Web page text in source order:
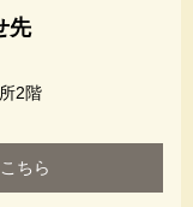
先
2階
ちら